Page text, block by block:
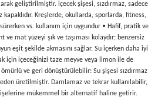
geliştirilmiştir. içecek şişesi, sızdırmaz, sadece
kapaklıdır. Kreşlerde, okullarda, sporlarda, fitness,
vs. kullanım için uygundur • Hafif, pratik ve
ve mat yüzeyi şık ve taşıması kolaydır; benzersiz
eşit şekilde akmasını sağlar. Su içerken daha iyi
için içeceğinizi taze meyve veya limon ile de
ve geri dönüştürülebilir: Su şişesi sızdırmaz
üretilmiştir. Damlamaz ve tekrar kullanılabilir,
mükemmel bir alternatif haline getirir.